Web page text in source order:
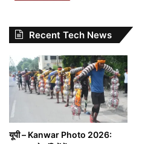
Recent Tech News
यूपी – Kanwar Photo 2026: